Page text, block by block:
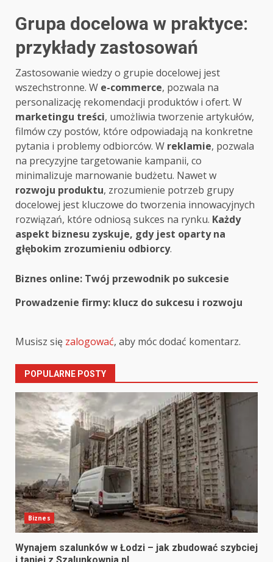
Grupa docelowa w praktyce:
przykłady zastosowań
Zastosowanie wiedzy o grupie docelowej jest
wszechstronne. W e-commerce, pozwala na
personalizację rekomendacji produktów i ofert. W
marketingu treści, umożliwia tworzenie artykułów,
filmów czy postów, które odpowiadają na konkretne
pytania i problemy odbiorców. W reklamie, pozwala
na precyzyjne targetowanie kampanii, co
minimalizuje marnowanie budżetu. Nawet w
rozwoju produktu, zrozumienie potrzeb grupy
docelowej jest kluczowe do tworzenia innowacyjnych
rozwiązań, które odniosą sukces na rynku. Każdy
aspekt biznesu zyskuje, gdy jest oparty na
głębokim zrozumieniu odbiorcy.
Post
navigation
Biznes online: Twój przewodnik po sukcesie
Prowadzenie firmy: klucz do sukcesu i rozwoju
Musisz się zalogować, aby móc dodać komentarz.
POPULARNE POSTY
Biznes
Wynajem szalunków w Łodzi – jak zbudować szybciej